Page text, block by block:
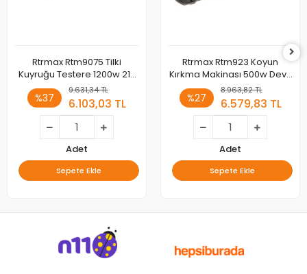
Rtrmax Rtm9075 Tilki
Kuyruğu Testere 1200w 210
Mm
%37
9.631,34 TL
6.103,03 TL
Adet
Sepete Ekle
Rtrmax Rtm923 Koyun
Kırkma Makinası 500w Devir
Ayarlı
%27
8.963,82 TL
6.579,83 TL
Adet
Sepete Ekle